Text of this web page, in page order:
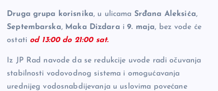
Druga grupa korisnika, u ulicama Srđana Aleksića,
Septembarska, Maka Dizdara i9. maja, bez vode će
ostati od 13:00 do 21:00 sat.
Iz JP Rad navode da se redukcije uvode radi očuvanja
stabilnosti vodovodnog sistema i omogućavanja
urednijeg vodosnabdijevanja u uslovima povećane